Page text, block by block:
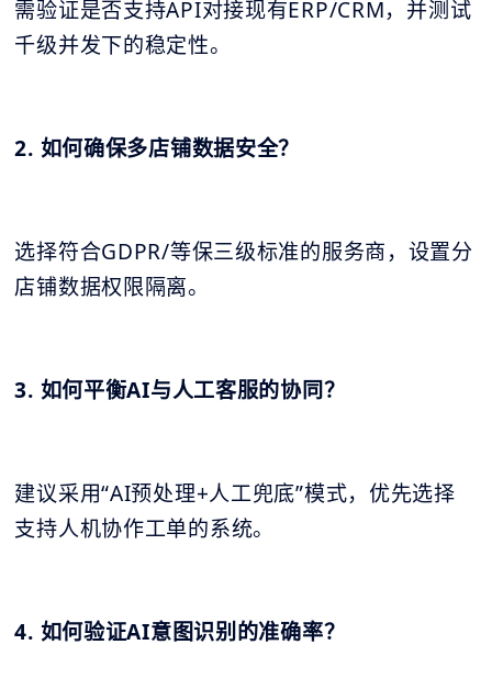
需验证是否支持API对接现有ERP/CRM，并测试
千级并发下的稳定性。
2. 如何确保多店铺数据安全？
选择符合GDPR/等保三级标准的服务商，设置分
店铺数据权限隔离。
3. 如何平衡AI与人工客服的协同？
建议采用“AI预处理+人工兜底”模式，优先选择
支持人机协作工单的系统。
4. 如何验证AI意图识别的准确率？